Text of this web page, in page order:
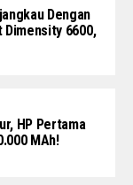
Dengan
Dimensity 6600,
HP Pertama
MAh!